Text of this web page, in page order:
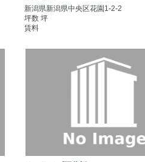
新潟県新潟県中央区花園1-2-2
坪数 坪
賃料